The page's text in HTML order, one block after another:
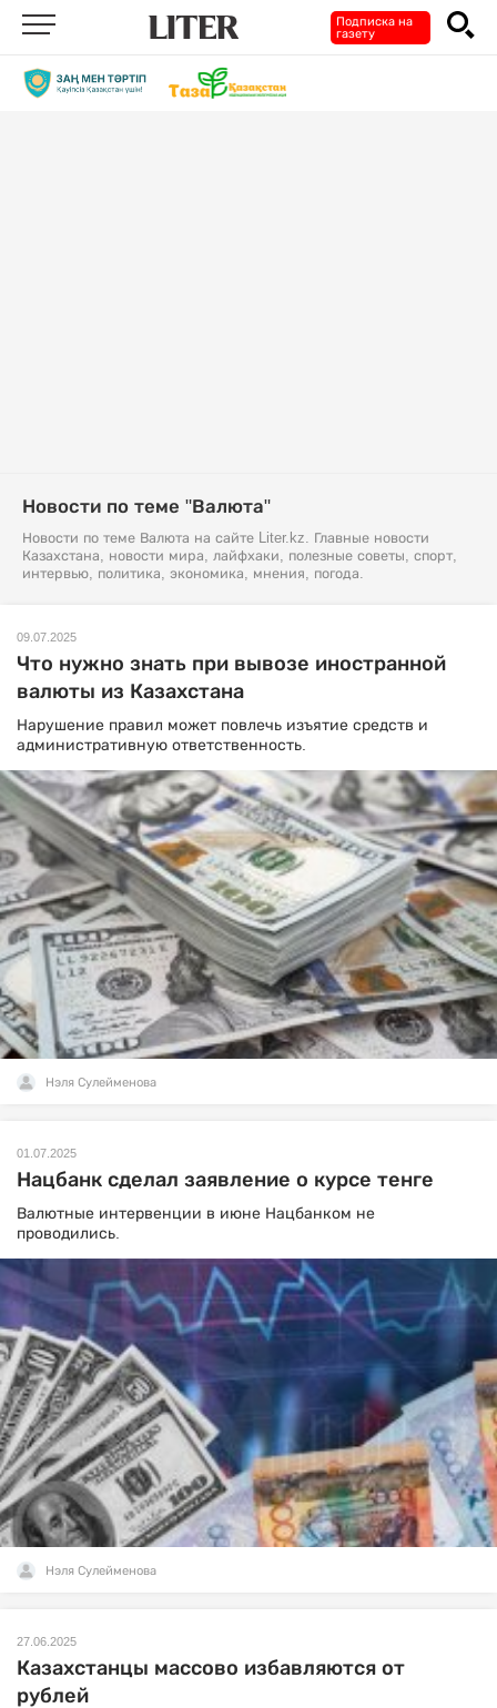
Подписка на
газету
Новости по теме "Валюта"
Новости по теме Валюта на сайте Liter.kz. Главные новости
Казахстана, новости мира, лайфхаки, полезные советы, спорт,
интервью, политика, экономика, мнения, погода.
09.07.2025
Что нужно знать при вывозе иностранной
валюты из Казахстана
Нарушение правил может повлечь изъятие средств и
административную ответственность.
Нэля Сулейменова
01.07.2025
Нацбанк сделал заявление о курсе тенге
Валютные интервенции в июне Нацбанком не
проводились.
Нэля Сулейменова
27.06.2025
Казахстанцы массово избавляются от
рублей